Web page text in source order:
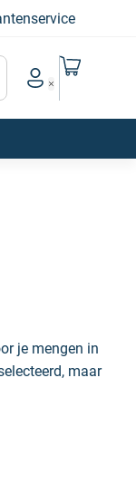
Account menu
Naar mijn
je mengen in
maar